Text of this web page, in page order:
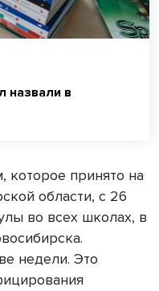
назвали в
которое принято на
области, с 26
во всех школах, в
недели. Это